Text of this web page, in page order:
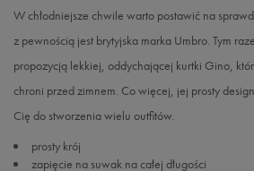
W chłodniejsze chwile warto postawić na
z pewnością jest brytyjska marka Umbro. Tym
propozycją lekkiej, oddychającej kurtki Gino,
chroni przed zimnem. Co więcej, jej prosty
Cię do stworzenia wielu outfitów.
prosty krój
zapięcie na suwak na całej długości